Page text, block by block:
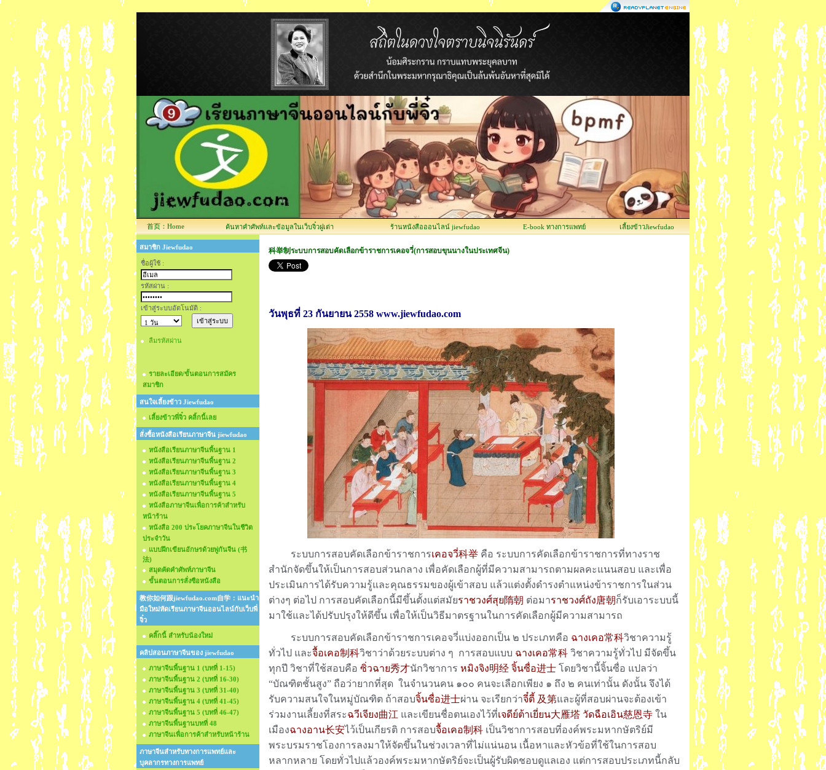
首页：Home ค้นหาคำศัพท์และข้อมูลในเว็บจิ๋วฝูเต่า ร้านหนังสือออนไลน์ jiewfudao E-book ทางการแพทย์ เลี้ยงข้าวJiewfudao
สมาชิก Jiewfudao
ชื่อผู้ใช้ :
รหัสผ่าน :
เข้าสู่ระบบอัตโนมัติ :
ลืมรหัสผ่าน
รายละเอียด/ขั้นตอนการสมัคร
สมาชิก
สนใจเลี้ยงข้าว Jiewfudao
เลี้ยงข้าวพี่จิ๋ว คลิ้กนี้เลย
สั่งซื้อหนังสือเรียนภาษาจีน jiewfudao
หนังสือเรียนภาษาจีนพื้นฐาน 1
หนังสือเรียนภาษาจีนพื้นฐาน 2
หนังสือเรียนภาษาจีนพื้นฐาน 3
หนังสือเรียนภาษาจีนพื้นฐาน 4
หนังสือเรียนภาษาจีนพื้นฐาน 5
หนังสือภาษาจีนเพื่อการค้าสำหรับ
หน้าร้าน
หนังสือ 200 ประโยคภาษาจีนในชีวิต
ประจำวัน
แบบฝึกเขียนอักษรด้วยพู่กันจีน (书
法)
สมุดคัดคำศัพท์ภาษาจีน
ขั้นตอนการสั่งซือหนังสือ
教你如何跟jiewfudao.com自学：แนะนำ
มือใหม่หัดเรียนภาษาจีนออนไลน์กับเว็บพี่
จิ๋ว
คลิ๊กนี้ สำหรับน้องใหม่
คลิปสอนภาษาจีนของ jiewfudao
ภาษาจีนพื้นฐาน 1 (บทที่ 1-15)
ภาษาจีนพื้นฐาน 2 (บทที่ 16-30)
ภาษาจีนพื้นฐาน 3 (บทที่ 31-40)
ภาษาจีนพื้นฐาน 4 (บทที่ 41-45)
ภาษาจีนพื้นฐาน 5 (บทที่ 46-47)
ภาษาจีนพื้นฐานบทที่ 48
ภาษาจีนเพื่อการค้าสำหรับหน้าร้าน
ภาษาจีนสำหรับทางการแพทย์และ
บุคลากรทางการแพทย์
科举制ระบบการสอบคัดเลือกข้าราชการเคอจวี่(การสอบขุนนางในประเทศจีน)
วันพุธที่ 23 กันยายน 2558 www.jiewfudao.com
ระบบการสอบคัดเลือกข้าราชการเคอจวี่科举 คือ ระบบการคัดเลือกข้าราชการที่ทางราช
สำนักจัดขึ้นให้เป็นการสอบส่วนกลาง เพื่อคัดเลือกผู้ที่มีความสามารถตามผลคะแนนสอบ และเพื่อ
ประเมินการได้รับความรู้และคุณธรรมของผู้เข้าสอบ แล้วแต่งตั้งดำรงตำแหน่งข้าราชการในส่วน
ต่างๆ ต่อไป การสอบคัดเลือกนี้มีขึ้นตั้งแต่สมัยราชวงศ์สุย隋朝 ต่อมาราชวงศ์ถัง唐朝ก็รับเอาระบบนี้
มาใช้และได้ปรับปรุงให้ดีขึ้น เพื่อให้เป็นวิธีมาตรฐานในการคัดเลือกผู้มีความสามารถ
ระบบการสอบคัดเลือกข้าราชการเคอจวี่แบ่งออกเป็น ๒ ประเภทคือ ฉางเคอ常科วิชาความรู้
ทั่วไป และจื้อเคอ制科วิชาว่าด้วยระบบต่าง ๆ การสอบแบบ ฉางเคอ常科 วิชาความรู้ทั่วไป มีจัดขึ้น
ทุกปี วิชาที่ใช้สอบคือ ซิ่วฉาย秀才นักวิชาการ หมิงจิง明经 จิ้นซื่อ进士 โดยวิชานี้จิ้นซื่อ แปลว่า
“บัณฑิตชั้นสูง” ถือว่ายากที่สุด ในจำนวนคน ๑๐๐ คนจะเลือกเพียง ๑ ถึง ๒ คนเท่านั้น ดังนั้น จึงได้
รับความสนใจในหมู่บัณฑิต ถ้าสอบจิ้นซื่อ进士ผ่าน จะเรียกว่าจี๋ตี้ 及第และผู้ที่สอบผ่านจะต้องเข้า
ร่วมงานเลี้ยงที่สระฉวีเจียง曲江 และเขียนชื่อตนเองไว้ที่เจดีย์ต้าเยี่ยน大雁塔 วัดฉือเอิน慈恩寺 ใน
เมืองฉางอาน长安ไว้เป็นเกียรติ การสอบจื้อเคอ制科 เป็นวิชาการสอบที่องค์พระมหากษัตริย์มี
พระบรมราชโองการลงมาให้จัดขึ้นในช่วงเวลาที่ไม่แน่นอน เนื้อหาและหัวข้อที่ใช้ในการสอบ
หลากหลาย โดยทั่วไปแล้วองค์พระมหากษัตริย์จะเป็นผู้รับผิดชอบดูแลเอง แต่การสอบประเภทนี้กลับ